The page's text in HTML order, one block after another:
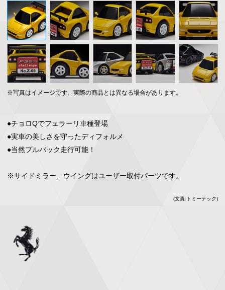
※写真はイメージです。実際の商品とは異なる場合があります。
●チョロQでフェラーリ車種登場
●実車の美しさを守ったディフォルメ
●当然プルバック走行可能！
※サイドミラー、ウイングはユーザー取付パーツです。
(文責:トミーテック)